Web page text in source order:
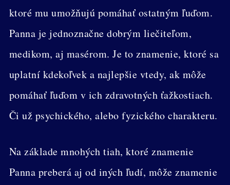
ktoré mu umožňujú pomáhať ostatným ľuďom.
Panna je jednoznačne dobrým liečiteľom,
medikom, aj masérom. Je to znamenie, ktoré sa
uplatní kdekoľvek a najlepšie vtedy, ak môže
pomáhať ľuďom v ich zdravotných ťažkostiach.
Či už psychického, alebo fyzického charakteru.
Na základe mnohých tiah, ktoré znamenie
Panna preberá aj od iných ľudí, môže znamenie